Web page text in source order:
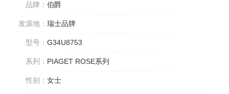
品牌： 伯爵
发源地： 瑞士品牌
型号： G34U8753
系列： PIAGET ROSE系列
性别： 女士